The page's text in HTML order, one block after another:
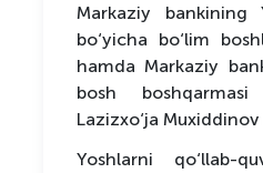
Markaziy bankining
bo‘yicha bo‘lim
hamda Markaziy
bosh
Lazizxo‘ja
Yoshlarni qo‘llab-